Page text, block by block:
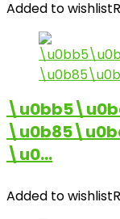
Added to wishlist
\u0…
Added to wishlist